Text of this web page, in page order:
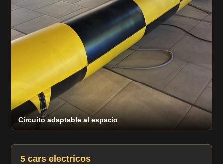
Circuito adaptable al espacio
5 cars electricos